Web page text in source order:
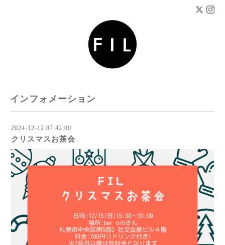
インフォメーション
2024-12-12 07:42:00
クリスマスお茶会